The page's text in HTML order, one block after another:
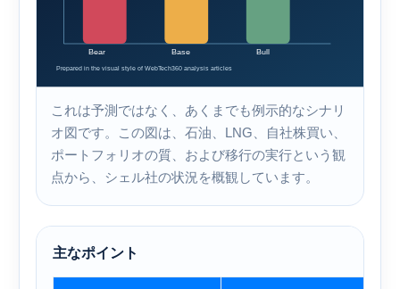
これは予測ではなく、あくまでも例示的なシナリ
オ図です。この図は、石油、LNG、自社株買い、
ポートフォリオの質、および移行の実行という観
点から、シェル社の状況を概観しています。
主なポイント